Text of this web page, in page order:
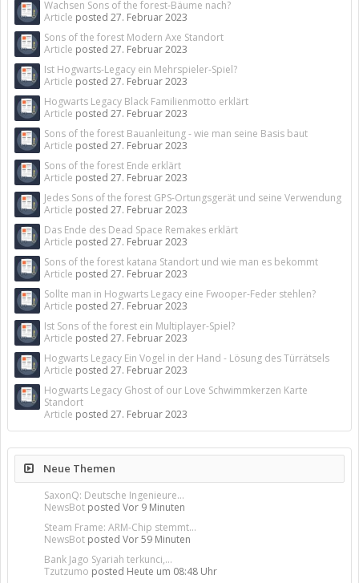
Wachsen Sons of the forest-Bäume nach?
Article posted 27. Februar 2023
Sons of the forest Modern Axe Standort
Article posted 27. Februar 2023
Ist Hogwarts-Legacy ein Mehrspieler-Spiel?
Article posted 27. Februar 2023
Hogwarts Legacy Black Familienmotto erklärt
Article posted 27. Februar 2023
Sons of the forest Bauanleitung - wie man seine Basis baut
Article posted 27. Februar 2023
Sons of the forest Ende erklärt
Article posted 27. Februar 2023
Jedes Sons of the forest GPS-Ortungsgerät und seine Verwendung
Article posted 27. Februar 2023
Das Ende des Dead Space Remakes erklärt
Article posted 27. Februar 2023
Sons of the forest katana Standort und wie man es bekommt
Article posted 27. Februar 2023
Sollte man in Hogwarts Legacy eine Fwooper-Feder stehlen?
Article posted 27. Februar 2023
Ist Sons of the forest ein Multiplayer-Spiel?
Article posted 27. Februar 2023
Hogwarts Legacy Ein Vogel in der Hand - Lösung des Türrätsels
Article posted 27. Februar 2023
Hogwarts Legacy Ghost of our Love Schwimmkerzen Karte
Standort
Article posted 27. Februar 2023
Neue Themen
SaxonQ: Deutsche Ingenieure...
NewsBot posted Vor 9 Minuten
Steam Frame: ARM-Chip stemmt...
NewsBot posted Vor 59 Minuten
Bank Jago Syariah terkunci,...
Tzutzumo posted Heute um 08:48 Uhr